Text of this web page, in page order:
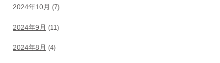
2024年10月 (7)
2024年9月 (11)
2024年8月 (4)